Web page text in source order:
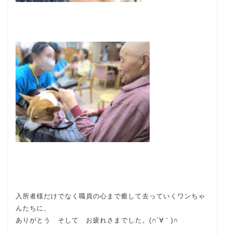
入所者様だけでなく職員の心まで癒して去っていくワンちゃ
んたちに、
ありがとう そして お疲れさまでした。(∩´∀｀)∩